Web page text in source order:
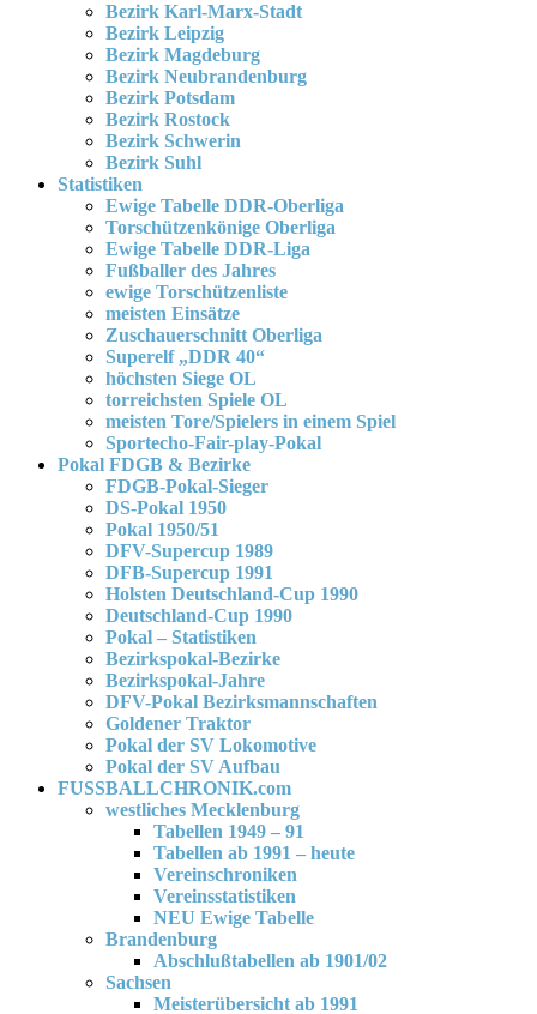
Bezirk Karl-Marx-Stadt
Bezirk Leipzig
Bezirk Magdeburg
Bezirk Neubrandenburg
Bezirk Potsdam
Bezirk Rostock
Bezirk Schwerin
Bezirk Suhl
Statistiken
Ewige Tabelle DDR-Oberliga
Torschützenkönige Oberliga
Ewige Tabelle DDR-Liga
Fußballer des Jahres
ewige Torschützenliste
meisten Einsätze
Zuschauerschnitt Oberliga
Superelf „DDR 40“
höchsten Siege OL
torreichsten Spiele OL
meisten Tore/Spielers in einem Spiel
Sportecho-Fair-play-Pokal
Pokal FDGB & Bezirke
FDGB-Pokal-Sieger
DS-Pokal 1950
Pokal 1950/51
DFV-Supercup 1989
DFB-Supercup 1991
Holsten Deutschland-Cup 1990
Deutschland-Cup 1990
Pokal – Statistiken
Bezirkspokal-Bezirke
Bezirkspokal-Jahre
DFV-Pokal Bezirksmannschaften
Goldener Traktor
Pokal der SV Lokomotive
Pokal der SV Aufbau
FUSSBALLCHRONIK.com
westliches Mecklenburg
Tabellen 1949 – 91
Tabellen ab 1991 – heute
Vereinschroniken
Vereinsstatistiken
NEU Ewige Tabelle
Brandenburg
Abschlußtabellen ab 1901/02
Sachsen
Meisterübersicht ab 1991